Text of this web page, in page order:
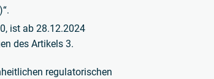
ist ab 28.12.2024
des Artikels 3.
regulatorischen